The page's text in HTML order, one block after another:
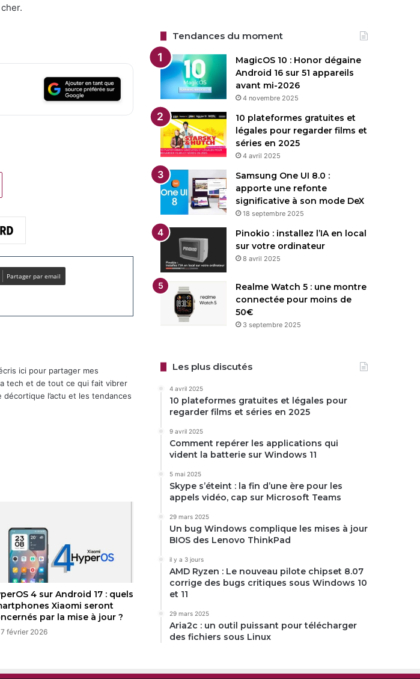
Partager par email
ici pour partager mes
tech et de tout ce qui fait vibrer
l’actu et les tendances
4 sur Android 17 : quels
Xiaomi seront
par la mise à jour ?
février 2026
Tendances du moment
MagicOS 10 : Honor dégaine
Android 16 sur 51 appareils
avant mi-2026
4 novembre 2025
10 plateformes gratuites et
légales pour regarder films et
séries en 2025
4 avril 2025
Samsung One UI 8.0 :
apporte une refonte
significative à son mode DeX
18 septembre 2025
Pinokio : installez l’IA en local
sur votre ordinateur
8 avril 2025
Realme Watch 5 : une montre
connectée pour moins de
50€
3 septembre 2025
Les plus discutés
4 avril 2025
10 plateformes gratuites et légales pour
regarder films et séries en 2025
9 avril 2025
Comment repérer les applications qui
vident la batterie sur Windows 11
5 mai 2025
Skype s’éteint : la fin d’une ère pour les
appels vidéo, cap sur Microsoft Teams
29 mars 2025
Un bug Windows complique les mises à jour
BIOS des Lenovo ThinkPad
il y a 3 jours
AMD Ryzen : Le nouveau pilote chipset 8.07
corrige des bugs critiques sous Windows 10
et 11
29 mars 2025
Aria2c : un outil puissant pour télécharger
des fichiers sous Linux